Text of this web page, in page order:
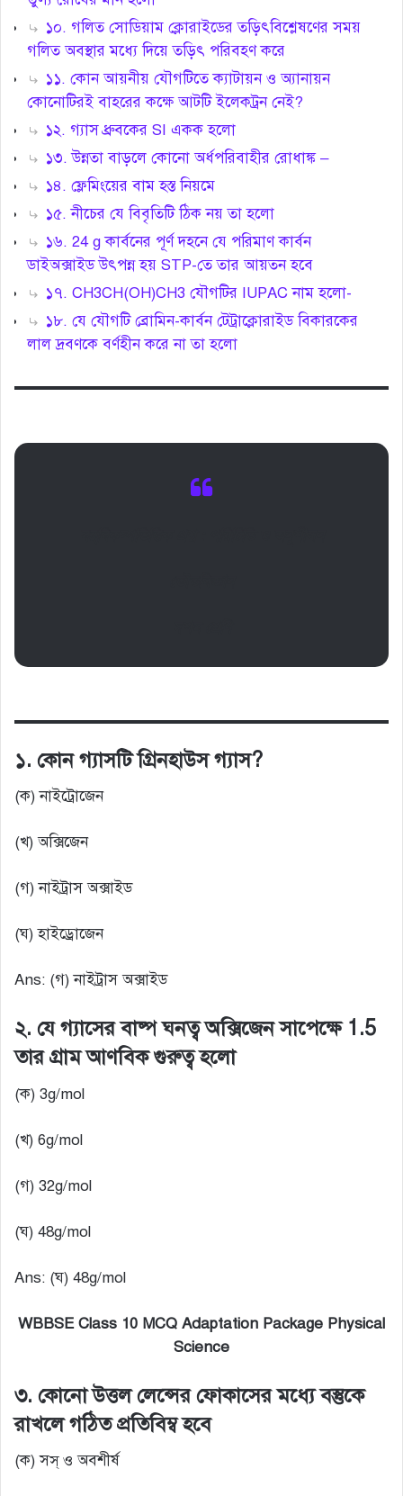
১০. গলিত সোডিয়াম ক্লোরাইডের তড়িৎবিশ্লেষণের সময়
গলিত অবস্থার মধ্যে দিয়ে তড়িৎ পরিবহণ করে
১১. কোন আয়নীয় যৌগটিতে ক্যাটায়ন ও অ্যানায়ন
কোনোটিরই বাহরের কক্ষে আটটি ইলেকট্রন নেই?
১২. গ্যাস ধ্রুবকের SI একক হলো
১৩. উন্নতা বাড়লে কোনো অর্ধপরিবাহীর রোধাঙ্ক –
১৪. ফ্লেমিংয়ের বাম হস্ত নিয়মে
১৫. নীচের যে বিবৃতিটি ঠিক নয় তা হলো
১৬. 24 g কার্বনের পূর্ণ দহনে যে পরিমাণ কার্বন
ডাইঅক্সাইড উৎপন্ন হয় STP-তে তার আয়তন হবে
১৭. CH3CH(OH)CH3 যৌগটির IUPAC নাম হলো-
১৮. যে যৌগটি ব্রোমিন-কার্বন টেট্রাক্লোরাইড বিকারকের
লাল দ্রবণকে বর্ণহীন করে না তা হলো
১. কোন গ্যাসটি গ্রিনহাউস গ্যাস?
(ক) নাইট্রোজেন
(খ) অক্সিজেন
(গ) নাইট্রাস অক্সাইড
(ঘ) হাইড্রোজেন
Ans: (গ) নাইট্রাস অক্সাইড
২. যে গ্যাসের বাষ্প ঘনত্ব অক্সিজেন সাপেক্ষে 1.5
তার গ্রাম আণবিক গুরুত্ব হলো
(ক) 3g/mol
(খ) 6g/mol
(গ) 32g/mol
(ঘ) 48g/mol
Ans: (ঘ) 48g/mol
WBBSE Class 10 MCQ Adaptation Package Physical
Science
৩. কোনো উত্তল লেন্সের ফোকাসের মধ্যে বস্তুকে
রাখলে গঠিত প্রতিবিম্ব হবে
(ক) সস্ ও অবশীর্ষ